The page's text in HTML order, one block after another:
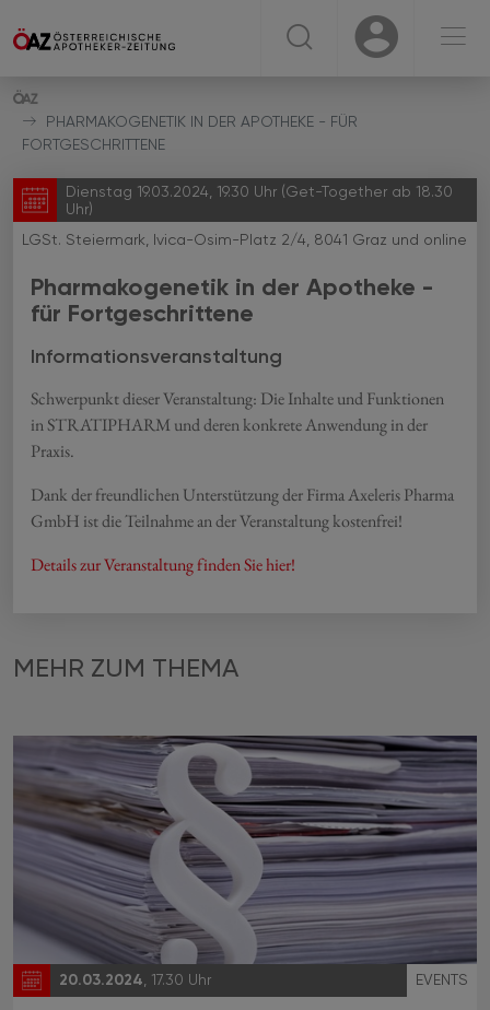
USER USER ☰
PHARMAKOGENETIK IN DER APOTHEKE - FÜR
FORTGESCHRITTENE
Dienstag 19.03.2024, 19.30 Uhr (Get-Together ab 18.30
Uhr)
LGSt. Steiermark, Ivica-Osim-Platz 2/4, 8041 Graz und online
Pharmakogenetik in der Apotheke -
für Fortgeschrittene
Informationsveranstaltung
Schwerpunkt dieser Veranstaltung: Die Inhalte und Funktionen
in STRATIPHARM und deren konkrete Anwendung in der
Praxis.
Dank der freundlichen Unterstützung der Firma Axeleris Pharma
GmbH ist die Teilnahme an der Veranstaltung kostenfrei!
Details zur Veranstaltung finden Sie hier!
MEHR ZUM THEMA
20.03.2024 , 17.30 Uhr EVENTS